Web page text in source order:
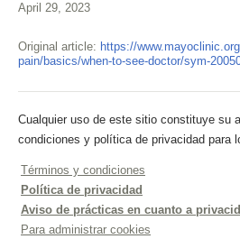
April 29, 2023
Original article: https://
pain/basics/when-to-see-doctor/sym-
Cualquier uso de este sitio constituye su
condiciones y política de privacidad para
Términos y condiciones
Política de privacidad
Aviso de prácticas en cuanto a
Para administrar cookies